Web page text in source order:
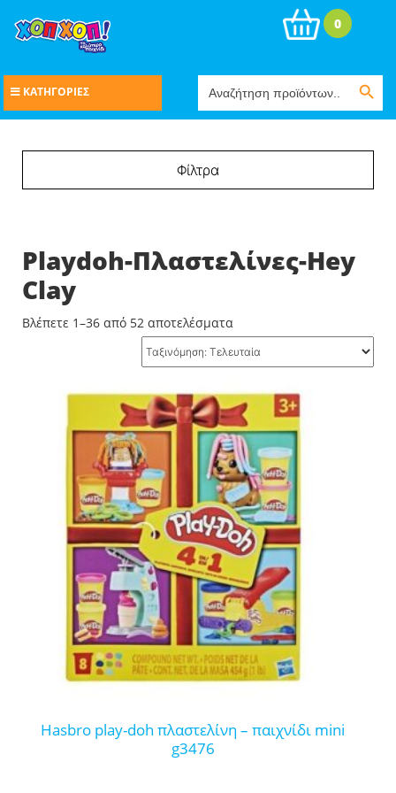
for:
Search Button
0
ΚΑΤΗΓΟΡΙΕΣ
Φίλτρα
Playdoh-Πλαστελίνες-Hey
Clay
Βλέπετε 1–36 από 52 αποτελέσματα
by
latest
hasbro play-doh πλαστελίνη – παιχνίδι mini
g3476